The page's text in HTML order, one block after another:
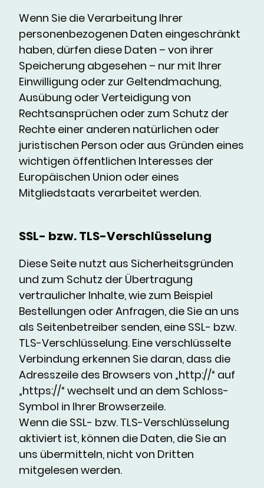
Wenn Sie die Verarbeitung Ihrer
personenbezogenen Daten eingeschränkt
haben, dürfen diese Daten – von ihrer
Speicherung abgesehen – nur mit Ihrer
Einwilligung oder zur Geltendmachung,
Ausübung oder Verteidigung von
Rechtsansprüchen oder zum Schutz der
Rechte einer anderen natürlichen oder
juristischen Person oder aus Gründen eines
wichtigen öffentlichen Interesses der
Europäischen Union oder eines
Mitgliedstaats verarbeitet werden.
SSL- bzw. TLS-Verschlüsselung
Diese Seite nutzt aus Sicherheitsgründen
und zum Schutz der Übertragung
vertraulicher Inhalte, wie zum Beispiel
Bestellungen oder Anfragen, die Sie an uns
als Seitenbetreiber senden, eine SSL- bzw.
TLS-Verschlüsselung. Eine verschlüsselte
Verbindung erkennen Sie daran, dass die
Adresszeile des Browsers von „http://“ auf
„https://“ wechselt und an dem Schloss-
Symbol in Ihrer Browserzeile.
Wenn die SSL- bzw. TLS-Verschlüsselung
aktiviert ist, können die Daten, die Sie an
uns übermitteln, nicht von Dritten
mitgelesen werden.